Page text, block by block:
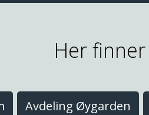
Her
Avdeling Øygarden